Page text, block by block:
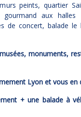
peints, quartier
gourmand aux halles
de concert, balade
monuments,
Lyon et vous en
+ une balade à